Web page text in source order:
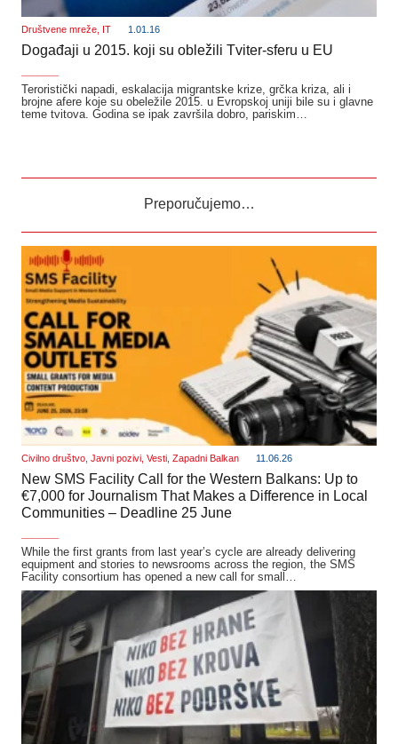
Društvene mreže IT 1.01.16
Događaji u 2015. koji su obležili Tviter-sferu u EU
Teroristički napadi, eskalacija migrantske krize, grčka kriza, ali i
brojne afere koje su obeležile 2015. u Evropskoj uniji bile su i glavne
teme tvitova. Godina se ipak završila dobro, pariskim…
Preporučujemo…
Civilno društvo, Javni pozivi, Vesti, Zapadni Balkan 11.06.26
New SMS Facility Call for the Western Balkans: Up to
€7,000 for Journalism That Makes a Difference in Local
Communities – Deadline 25 June
While the first grants from last year’s cycle are already delivering
equipment and stories to newsrooms across the region, the SMS
Facility consortium has opened a new call for small…